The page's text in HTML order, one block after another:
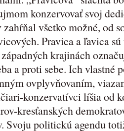
konzervovať svoj
všetko možné, od
Pravica a ľavica
krajinách
a proti sebe. Ich vlastné
ovplyvňovaním,
konzervatívci líšia od
kresťanských
Svoju politickú agendu